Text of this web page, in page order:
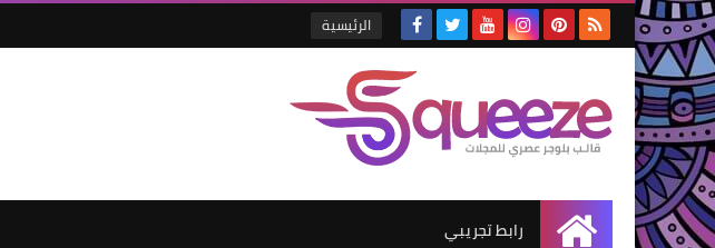
الرئيسية
الرئيسية
رابط تجريبي